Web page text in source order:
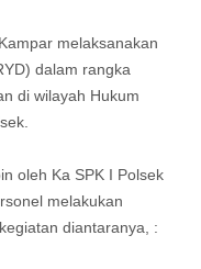
melaksanakan
dalam rangka
di wilayah Hukum
oleh Ka SPK I Polsek
melakukan
diantaranya, :